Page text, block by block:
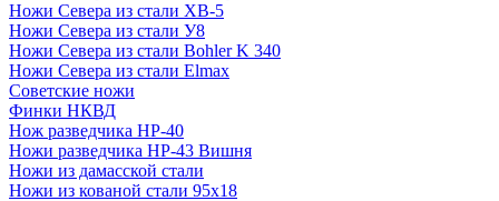
Ножи Севера из стали ХВ-5
Ножи Севера из стали У8
Ножи Севера из стали Bohler K 340
Ножи Севера из стали Elmax
Советские ножи
Финки НКВД
Нож разведчика НР-40
Ножи разведчика НР-43 Вишня
Ножи из дамасской стали
Ножи из кованой стали 95х18